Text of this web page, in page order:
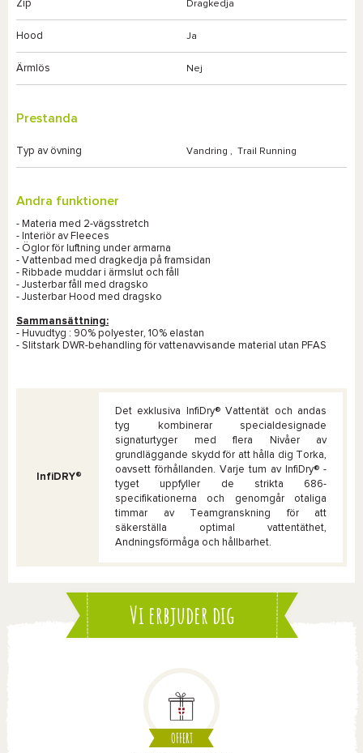
Zip Dragkedja
Hood Ja
Ärmlös Nej
Prestanda
Typ av övning Vandring , Trail Running
Andra funktioner
- Materia med 2-vägsstretch
- Interiör av Fleeces
- Öglor för luftning under armarna
- Vattenbad med dragkedja på framsidan
- Ribbade muddar i ärmslut och fåll
- Justerbar fåll med dragsko
- Justerbar Hood med dragsko
Sammansättning:
- Huvudtyg : 90% polyester, 10% elastan
- Slitstark DWR-behandling för vattenavvisande material utan PFAS
InfiDRY®
Det exklusiva InfiDry® Vattentät och andas
tyg kombinerar specialdesignade
signaturtyger med flera Nivåer av
grundläggande skydd för att hålla dig Torka,
oavsett förhållanden. Varje tum av InfiDry® -
tyget uppfyller de strikta 686-
specifikationerna och genomgår otaliga
timmar av Teamgranskning för att
säkerställa optimal vattentäthet,
Andningsförmåga och hållbarhet.
Vi erbjuder dig
OFFERT